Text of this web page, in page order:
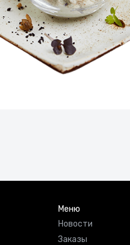
Меню
Новости
Заказы